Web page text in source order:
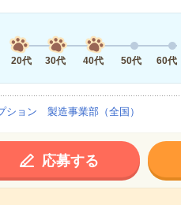
20代
30代 40代 50代 60代
ション 製造事業部（全国）
応募する